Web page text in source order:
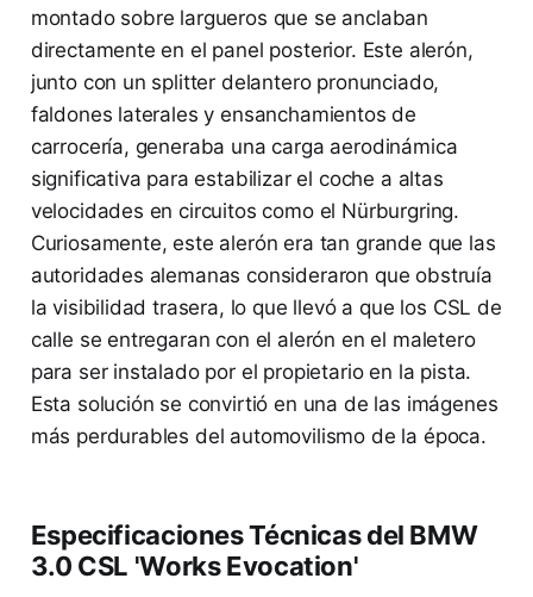
montado sobre largueros que se anclaban
directamente en el panel posterior. Este alerón,
junto con un splitter delantero pronunciado,
faldones laterales y ensanchamientos de
carrocería, generaba una carga aerodinámica
significativa para estabilizar el coche a altas
velocidades en circuitos como el Nürburgring.
Curiosamente, este alerón era tan grande que las
autoridades alemanas consideraron que obstruía
la visibilidad trasera, lo que llevó a que los CSL de
calle se entregaran con el alerón en el maletero
para ser instalado por el propietario en la pista.
Esta solución se convirtió en una de las imágenes
más perdurables del automovilismo de la época.
Especificaciones Técnicas del BMW
3.0 CSL 'Works Evocation'